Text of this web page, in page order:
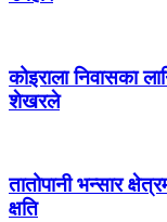
कोइराला निवासका
शेखरले
तातोपानी भन्सार
क्षति